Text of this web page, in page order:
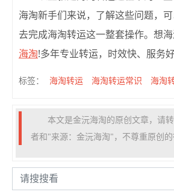
海淘新手们来说，了解这些问题，
去完成海淘转运这一整套操作。想
海淘!多年专业转运，时效快、服务好
标签： 海淘转运 海淘转运常识 海淘
本文是金沅海淘的原创文章，请
者和"来源：金沅海淘"，不尊重原创的